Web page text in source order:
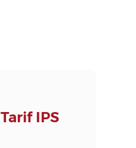
Tarif IPS